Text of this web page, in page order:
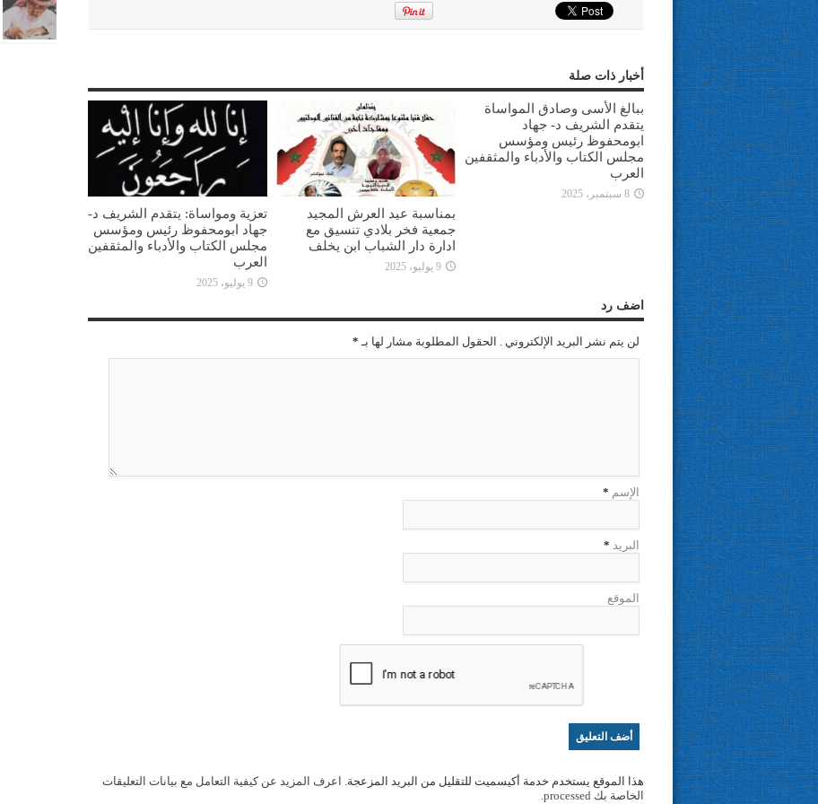
أخبار ذات صلة
ببالغ الأسى وصادق المواساة
يتقدم الشريف د- جهاد
ابومحفوظ رئيس ومؤسس
مجلس الكتاب والأدباء والمثقفين
العرب
8 سبتمبر، 2025
بمناسبة عيد العرش المجيد
جمعية فخر بلادي تنسيق مع
ادارة دار الشباب ابن يخلف
9 يوليو، 2025
تعزية ومواساة: يتقدم الشريف د-
جهاد ابومحفوظ رئيس ومؤسس
مجلس الكتاب والأدباء والمثقفين
العرب
9 يوليو، 2025
اضف رد
لن يتم نشر البريد الإلكتروني . الحقول المطلوبة مشار لها بـ *
الإسم *
البريد *
الموقع
هذا الموقع يستخدم خدمة أكيسميت للتقليل من البريد المزعجة. اعرف المزيد عن كيفية التعامل مع بيانات التعليقات
الخاصة بك processed
.